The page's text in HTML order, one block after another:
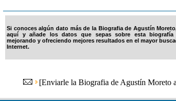
Si conoces algún dato más de la Biografia de Agustín
aquí y añade los datos que sepas sobre esta biografía
mejorando y ofreciendo mejores resultados en el mayor
Internet.
[Enviarle la Biografia de Agustín Moreto